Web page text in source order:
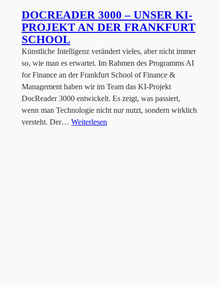
DOCREADER 3000 – UNSER KI-
PROJEKT AN DER FRANKFURT
SCHOOL
Künstliche Intelligenz verändert vieles, aber nicht immer
so, wie man es erwartet. Im Rahmen des Programms AI
for Finance an der Frankfurt School of Finance &
Management haben wir im Team das KI-Projekt
DocReader 3000 entwickelt. Es zeigt, was passiert,
wenn man Technologie nicht nur nutzt, sondern wirklich
versteht. Der… Weiterlesen